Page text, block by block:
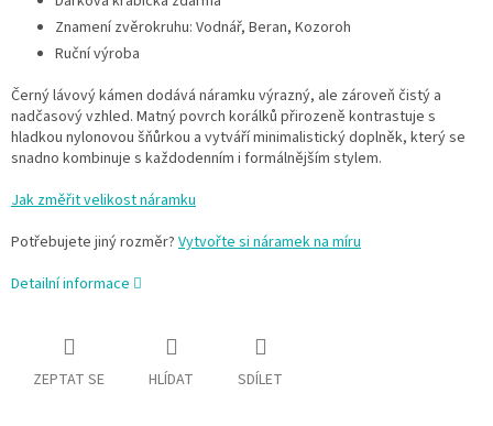
Znamení zvěrokruhu: Vodnář, Beran, Kozoroh
Ruční výroba
Černý lávový kámen dodává náramku výrazný, ale zároveň čistý a
nadčasový vzhled. Matný povrch korálků přirozeně kontrastuje s
hladkou nylonovou šňůrkou a vytváří minimalistický doplněk, který se
snadno kombinuje s každodenním i formálnějším stylem.
Jak změřit velikost náramku
Potřebujete jiný rozměr? Vytvořte si náramek na míru
Detailní informace
ZEPTAT SE HLÍDAT SDÍLET